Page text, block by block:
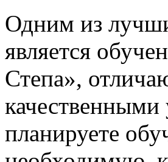
Одним из
является
Степа»,
качественными
планируете